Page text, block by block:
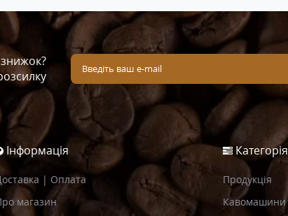
знижок?
Інформація
| Оплата
магазин
Категорія
Продукція
Кавомашини